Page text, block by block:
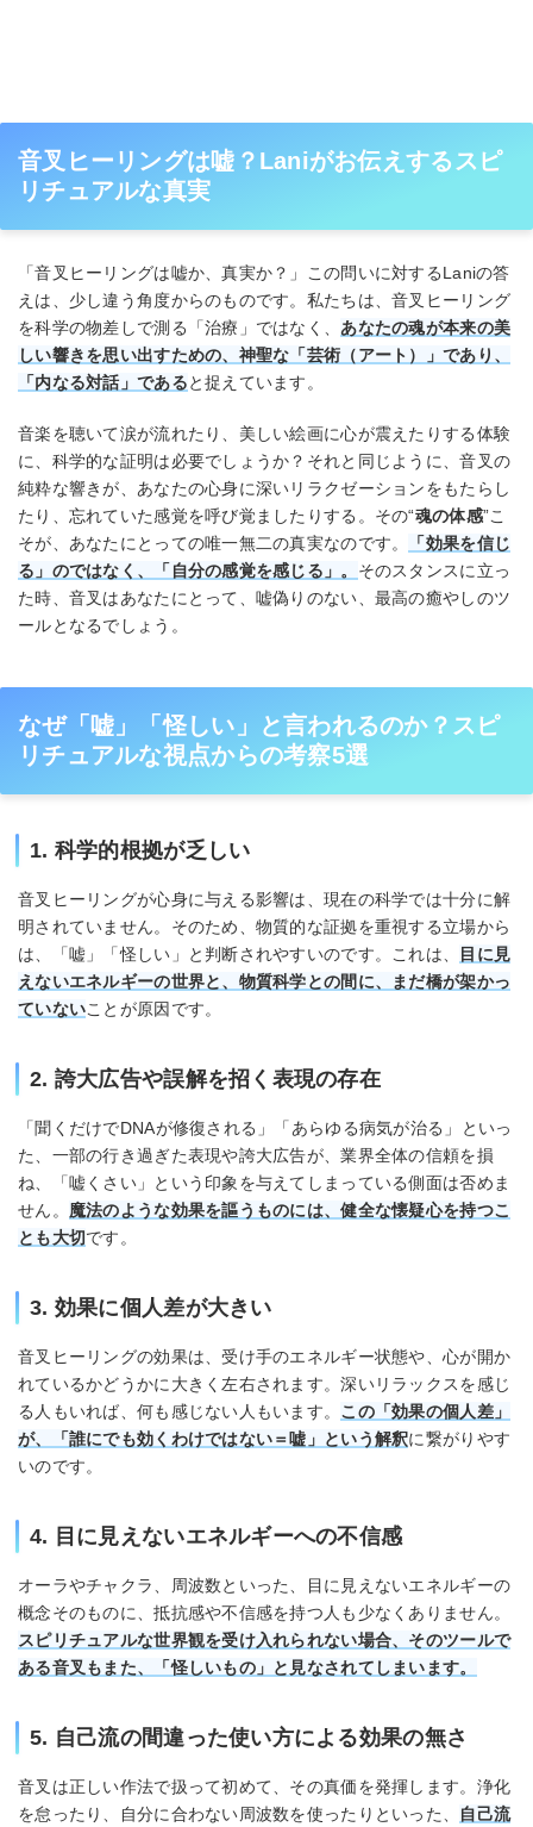
音叉ヒーリングは嘘？Laniがお伝えするスピ
リチュアルな真実
「音叉ヒーリングは嘘か、真実か？」この問いに対するLaniの答
えは、少し違う角度からのものです。私たちは、音叉ヒーリング
を科学の物差しで測る「治療」ではなく、 あなたの魂が本来の美
しい響きを思い出すための、神聖な「芸術（アート）」であり、
「内なる対話」であると捉えています。
音楽を聴いて涙が流れたり、美しい絵画に心が震えたりする体験
に、科学的な証明は必要でしょうか？それと同じように、音叉の
純粋な響きが、あなたの心身に深いリラクゼーションをもたらし
たり、忘れていた感覚を呼び覚ましたりする。その“魂の体感”こ
そが、あなたにとっての唯一無二の真実なのです。
「効果を信じ
る」のではなく、「自分の感覚を感じる」。 そのスタンスに立っ
た時、音叉はあなたにとって、嘘偽りのない、最高の癒やしのツ
ールとなるでしょう。
なぜ「嘘」「怪しい」と言われるのか？スピ
リチュアルな視点からの考察5選
1. 科学的根拠が乏しい
音叉ヒーリングが心身に与える影響は、現在の科学では十分に解
明されていません。そのため、物質的な証拠を重視する立場から
は、「嘘」「怪しい」と判断されやすいのです。これは、
目に見
えないエネルギーの世界と、物質科学との間に、まだ橋が架かっ
ていないことが原因です。
2. 誇大広告や誤解を招く表現の存在
「聞くだけでDNAが修復される」「あらゆる病気が治る」といっ
た、一部の行き過ぎた表現や誇大広告が、業界全体の信頼を損
ね、「嘘くさい」という印象を与えてしまっている側面は否めま
せん。 魔法のような効果を謳うものには、健全な懐疑心を持つこ
とも大切です。
3. 効果に個人差が大きい
音叉ヒーリングの効果は、受け手のエネルギー状態や、心が開か
れているかどうかに大きく左右されます。深いリラックスを感じ
る人もいれば、何も感じない人もいます。 この「効果の個人差」
が、「誰にでも効くわけではない＝嘘」という解釈に繋がりやす
いのです。
4. 目に見えないエネルギーへの不信感
オーラやチャクラ、周波数といった、目に見えないエネルギーの
概念そのものに、抵抗感や不信感を持つ人も少なくありません。
スピリチュアルな世界観を受け入れられない場合、そのツールで
ある音叉もまた、「怪しいもの」と見なされてしまいます。
5. 自己流の間違った使い方による効果の無さ
音叉は正しい作法で扱って初めて、その真価を発揮します。浄化
を怠ったり、自分に合わない周波数を使ったりといった、
自己流